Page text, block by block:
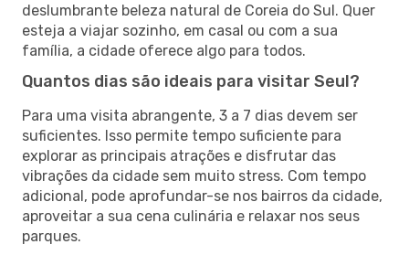
deslumbrante beleza natural de Coreia do Sul. Quer
esteja a viajar sozinho, em casal ou com a sua
família, a cidade oferece algo para todos.
Quantos dias são ideais para visitar Seul?
Para uma visita abrangente, 3 a 7 dias devem ser
suficientes. Isso permite tempo suficiente para
explorar as principais atrações e disfrutar das
vibrações da cidade sem muito stress. Com tempo
adicional, pode aprofundar-se nos bairros da cidade,
aproveitar a sua cena culinária e relaxar nos seus
parques.